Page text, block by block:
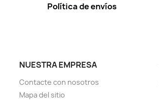
Política de envíos
NUESTRA EMPRESA
Contacte con nosotros
Mapa del sitio